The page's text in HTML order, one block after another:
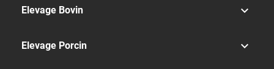
Elevage Bovin 
Elevage Porcin 